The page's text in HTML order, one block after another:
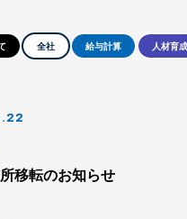
全社 給与計算 人材育成
移転のお知らせ